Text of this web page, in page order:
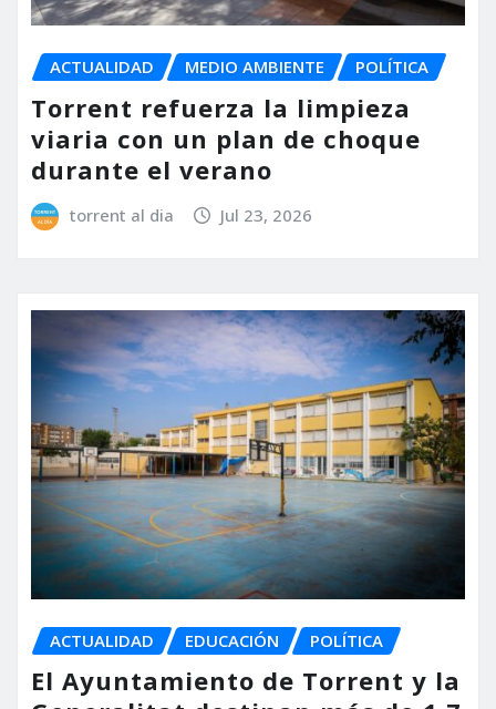
ACTUALIDAD MEDIO AMBIENTE POLÍTICA
Torrent refuerza la limpieza
viaria con un plan de choque
durante el verano
torrent al dia Jul 23, 2026
ACTUALIDAD EDUCACIÓN POLÍTICA
El Ayuntamiento de Torrent y la